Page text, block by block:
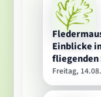
Einblicke
fliegenden
Freitag,